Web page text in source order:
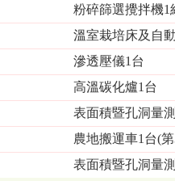
粉碎篩選攪拌機1
溫室栽培床及自
滲透壓儀1台
高溫碳化爐1台
表面積暨孔洞量
農地搬運車1台(
表面積暨孔洞量